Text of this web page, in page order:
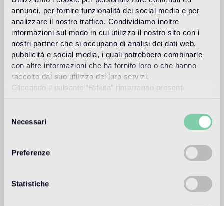
annunci, per fornire funzionalità dei social media e per
analizzare il nostro traffico. Condividiamo inoltre
informazioni sul modo in cui utilizza il nostro sito con i
nostri partner che si occupano di analisi dei dati web,
pubblicità e social media, i quali potrebbero combinarle
con altre informazioni che ha fornito loro o che hanno
raccolto dal suo utilizzo dei loro servizi.
Cliccando il pulsante “Rifiuta” rimarranno presenti
tecnici.
delNecessari
Preferenze
Statistiche
Más información
Uso previsto
Suelo de exteriores